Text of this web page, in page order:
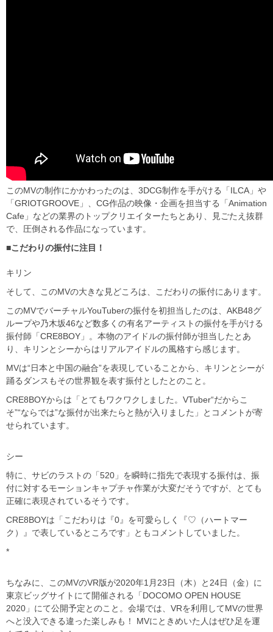
このMVの制作にかかわったのは、3DCG制作を手がける「ILCA」や
「GRIOTGROOVE」、CG作品の映像・企画を担当する「Animation
Cafe」などの業界のトップクリエイターたちとあり、見ごたえ抜群
で、圧倒される作品になっています。
■こだわりの振付に注目！
キリン
そして、このMVの大きな見どころは、こだわりの振付にあります。
このMVでバーチャルYouTuberの振付を初担当したのは、AKB48グ
ループや乃木坂46など数多くの有名アーティストの振付を手がける
振付師「CRE8BOY」。本物のアイドルの振付師が担当したとあ
り、キリンとシーからはリアルアイドルの風格すら感じます。
MVは“日本と中国の融合”を表現していることから、キリンとシーが
踊るダンスもその世界観を表す振付としたとのこと。
CRE8BOYからは「とてもワクワクしました。VTuber“だからこ
そ”“ならでは”な振付が出来たらと熱が入りました」とコメントが寄
せられています。
シー
特に、サビのラストの「520」を瞬時に指先で表現する振付は、振
付に対するモーションキャプチャ作業が大変だそうですが、とても
正確に表現されているそうです。
CRE8BOYは「こだわりは『0』を可愛らしく『♡（ハートマー
ク）』で表しているところです」ともコメントしていました。
*
ちなみに、このMVのVR版が2020年1月23日（木）と24日（金）に
東京ビッグサイトにて開催される「DOCOMO OPEN HOUSE
2020」にて公開予定とのこと。会場では、VRを利用してMVの世界
へと没入できる違った楽しみも！ MVにときめいた人はぜひ足を運